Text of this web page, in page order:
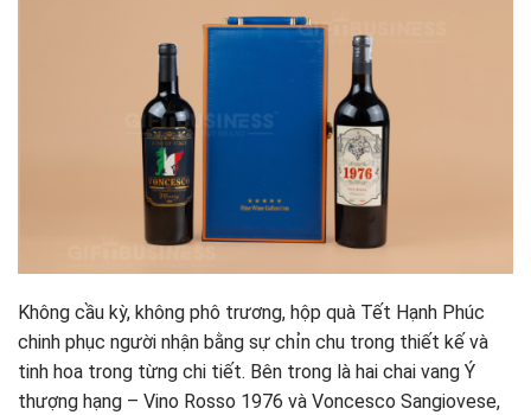
Không cầu kỳ, không phô trương, hộp quà Tết Hạnh Phúc
chinh phục người nhận bằng sự chỉn chu trong thiết kế và
tinh hoa trong từng chi tiết. Bên trong là hai chai vang Ý
thượng hạng – Vino Rosso 1976 và Voncesco Sangiovese,